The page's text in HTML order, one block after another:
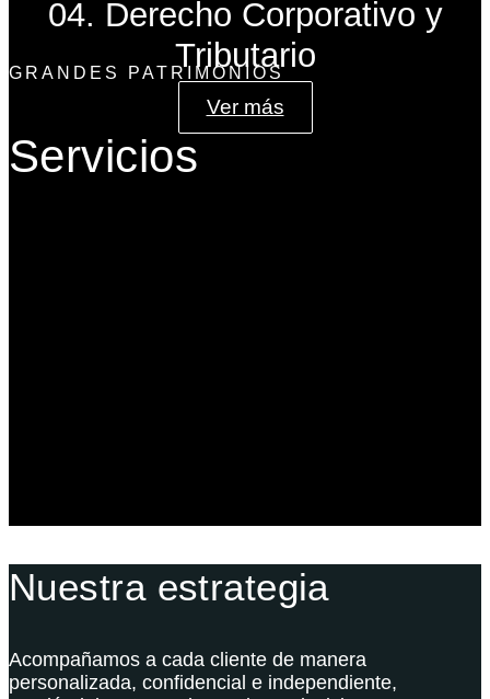
04. Derecho Corporativo y
Tributario
Ver más
GRANDES PATRIMONIOS
Servicios
Nuestra estrategia
Acompañamos a cada cliente de manera
personalizada, confidencial e independiente,